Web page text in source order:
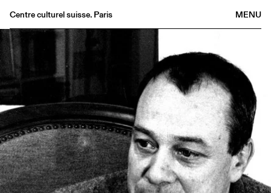
MENU
Centre culturel suisse. Paris
Agenda
Librairie
Buvette
Archives
Médiathèque
Éditions
Informations
FR/EN